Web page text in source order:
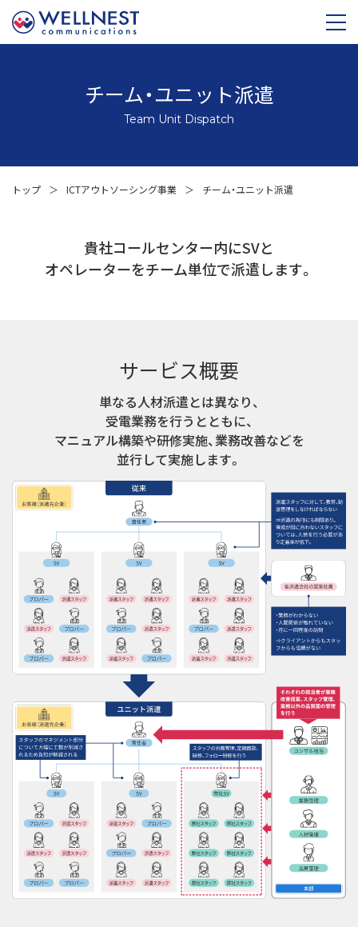
チーム・ユニット派遣
Team Unit Dispatch
トップ ＞ ICTアウトソーシング事業 ＞ チーム・ユニット派遣
貴社コールセンター内にSVと
オペレーターをチーム単位で派遣します。
サービス概要
単なる人材派遣とは異なり、
受電業務を行うとともに、
マニュアル構築や研修実施、業務改善などを
並行して実施します。